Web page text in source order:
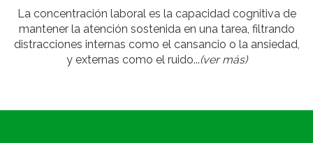
La concentración laboral es la capacidad cognitiva de
mantener la atención sostenida en una tarea, filtrando
distracciones internas como el cansancio o la ansiedad,
y externas como el ruido...(ver más)